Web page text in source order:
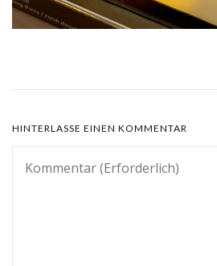
HINTERLASSE EINEN KOMMENTAR